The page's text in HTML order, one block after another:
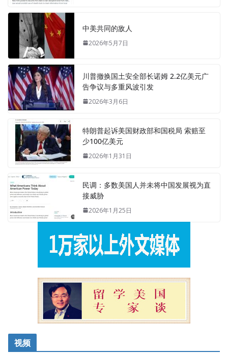
中美共同的敌人
2026年5月7日
川普撤换国土安全部长诺姆 2.2亿美元广
告争议与多重风波引发
2026年3月6日
特朗普起诉美国财政部和国税局 索赔至
少100亿美元
2026年1月31日
民调：多数美国人并未将中国发展视为直
接威胁
2026年1月25日
视频